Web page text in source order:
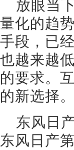
放眼当
量化的趋
手段，已
也越来越
的要求。
的新选择。
东风日
东风日产